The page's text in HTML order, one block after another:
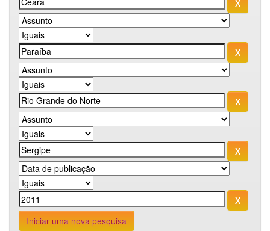
Iniciar uma nova pesquisa